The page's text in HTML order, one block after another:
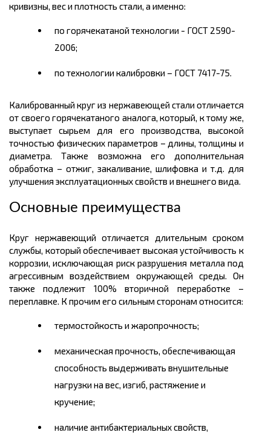
кривизны, вес и плотность стали, а именно:
по горячекатаной технологии - ГОСТ 2590-
2006;
по технологии калибровки – ГОСТ 7417-75.
Калиброванный круг из нержавеющей стали отличается
от своего горячекатаного аналога, который, к тому же,
выступает сырьем для его производства, высокой
точностью физических параметров – длины, толщины и
диаметра. Также возможна его дополнительная
обработка – отжиг, закаливание, шлифовка и т.д. для
улучшения эксплуатационных свойств и внешнего вида.
Основные преимущества
Круг нержавеющий отличается длительным сроком
службы, который обеспечивает высокая устойчивость к
коррозии, исключающая риск разрушения металла под
агрессивным воздействием окружающей среды. Он
также подлежит 100% вторичной переработке –
переплавке. К прочим его сильным сторонам относится:
термостойкость и жаропрочность;
механическая прочность, обеспечивающая
способность выдерживать внушительные
нагрузки на вес, изгиб, растяжение и
кручение;
наличие антибактериальных свойств,